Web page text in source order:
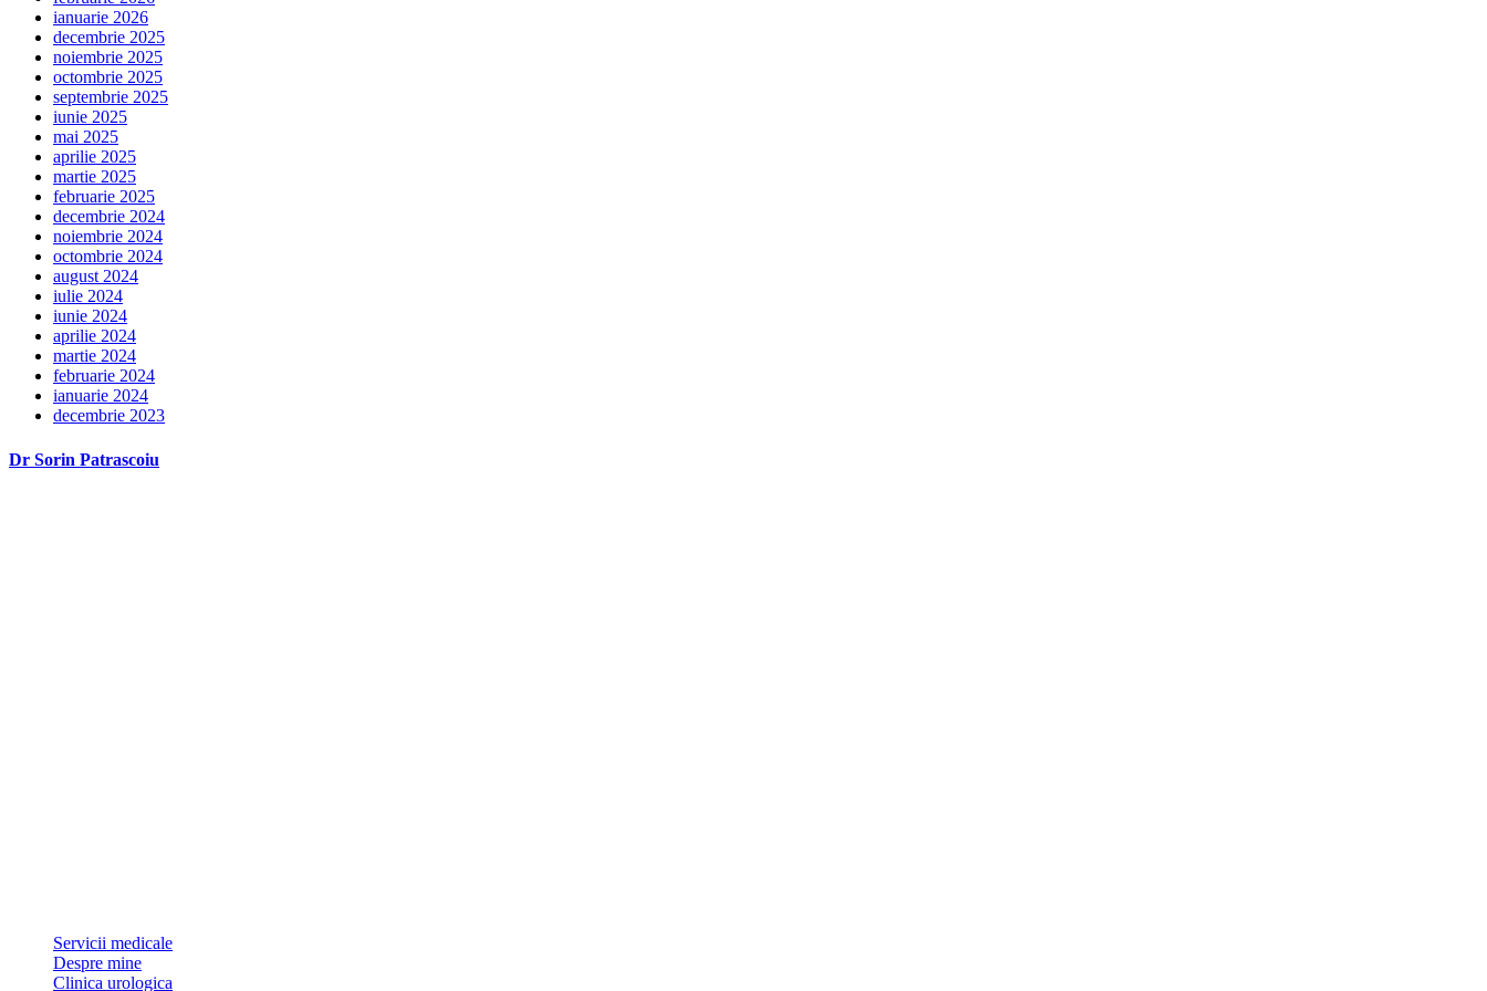
ianuarie 2026
decembrie 2025
noiembrie 2025
octombrie 2025
septembrie 2025
iunie 2025
mai 2025
aprilie 2025
martie 2025
februarie 2025
decembrie 2024
noiembrie 2024
octombrie 2024
august 2024
iulie 2024
iunie 2024
aprilie 2024
martie 2024
februarie 2024
ianuarie 2024
decembrie 2023
Dr Sorin Patrascoiu
Servicii medicale
Despre mine
Clinica urologica